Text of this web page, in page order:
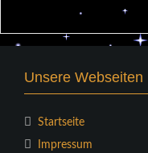
Unsere Webseiten
Startseite
Impressum